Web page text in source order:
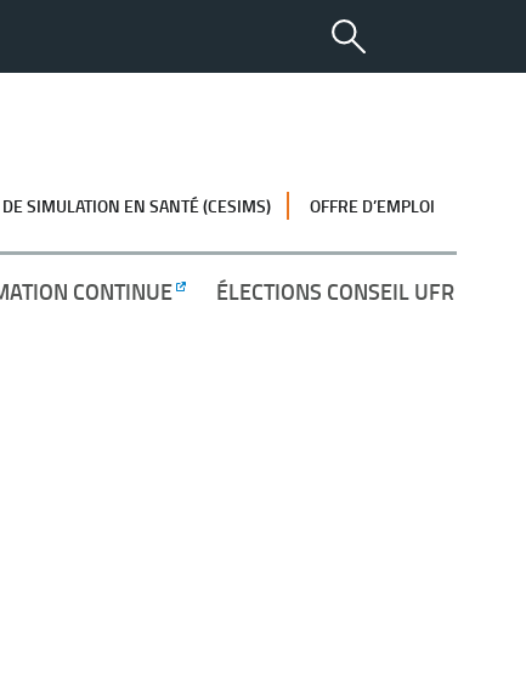
SIMULATION EN SANTÉ (CESIMS) OFFRE D’EMPLOI
CONTINUE ÉLECTIONS CONSEIL UFR